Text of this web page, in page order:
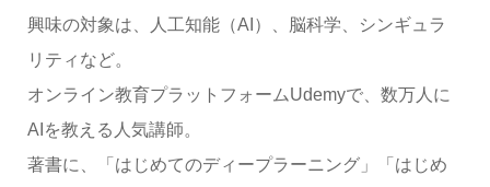
興味の対象は、人工知能（AI）、脳科学、シンギュラ
リティなど。
オンライン教育プラットフォームUdemyで、数万人に
AIを教える人気講師。
著書に、「はじめてのディープラーニング」「はじめ